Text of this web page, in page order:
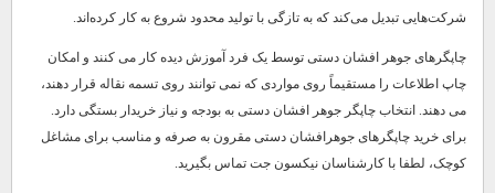
شرکت‌هایی تبدیل می‌کند که به تازگی با تولید محدود شروع به کار کرده‌اند.
چاپگرهای جوهر افشان دستی توسط یک فرد آموزش دیده کار می کنند و امکان
چاپ اطلاعات را مستقیماً روی مواردی که نمی توانند روی تسمه نقاله قرار دهند،
می دهند. انتخاب چاپگر جوهر افشان دستی به بودجه و نیاز خریدار بستگی دارد.
برای خرید چاپگرهای جوهرافشان دستی مقرون به صرفه و مناسب برای مشاغل
کوچک، لطفا با کارشناسان نیکسون جت تماس بگیرید.